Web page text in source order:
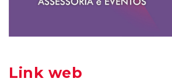
Link web